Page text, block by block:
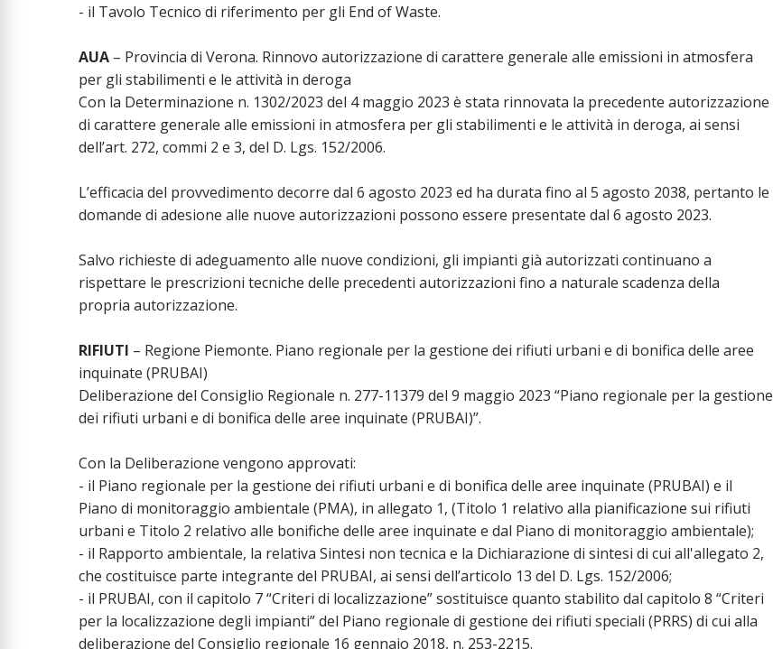
- il Tavolo Tecnico di riferimento per gli End of Waste.
AUA – Provincia di Verona. Rinnovo autorizzazione di carattere generale alle emissioni in atmosfera
per gli stabilimenti e le attività in deroga
Con la Determinazione n. 1302/2023 del 4 maggio 2023 è stata rinnovata la precedente autorizzazione
di carattere generale alle emissioni in atmosfera per gli stabilimenti e le attività in deroga, ai sensi
dell’art. 272, commi 2 e 3, del D. Lgs. 152/2006.
L’efficacia del provvedimento decorre dal 6 agosto 2023 ed ha durata fino al 5 agosto 2038, pertanto le
domande di adesione alle nuove autorizzazioni possono essere presentate dal 6 agosto 2023.
Salvo richieste di adeguamento alle nuove condizioni, gli impianti già autorizzati continuano a
rispettare le prescrizioni tecniche delle precedenti autorizzazioni fino a naturale scadenza della
propria autorizzazione.
RIFIUTI – Regione Piemonte. Piano regionale per la gestione dei rifiuti urbani e di bonifica delle aree
inquinate (PRUBAI)
Deliberazione del Consiglio Regionale n. 277-11379 del 9 maggio 2023 “Piano regionale per la gestione
dei rifiuti urbani e di bonifica delle aree inquinate (PRUBAI)”.
Con la Deliberazione vengono approvati:
- il Piano regionale per la gestione dei rifiuti urbani e di bonifica delle aree inquinate (PRUBAI) e il
Piano di monitoraggio ambientale (PMA), in allegato 1, (Titolo 1 relativo alla pianificazione sui rifiuti
urbani e Titolo 2 relativo alle bonifiche delle aree inquinate e dal Piano di monitoraggio ambientale);
- il Rapporto ambientale, la relativa Sintesi non tecnica e la Dichiarazione di sintesi di cui all'allegato 2,
che costituisce parte integrante del PRUBAI, ai sensi dell’articolo 13 del D. Lgs. 152/2006;
- il PRUBAI, con il capitolo 7 “Criteri di localizzazione” sostituisce quanto stabilito dal capitolo 8 “Criteri
per la localizzazione degli impianti” del Piano regionale di gestione dei rifiuti speciali (PRRS) di cui alla
deliberazione del Consiglio regionale 16 gennaio 2018, n. 253-2215.